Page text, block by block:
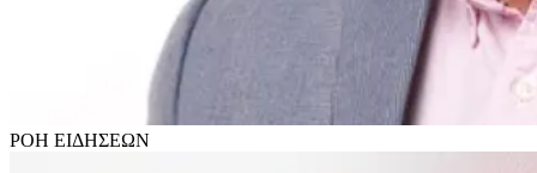
ΡΟΗ ΕΙΔΗΣΕΩΝ